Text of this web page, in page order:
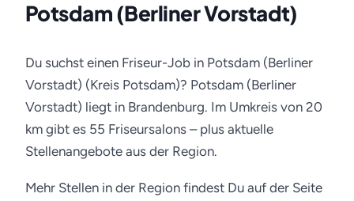
Potsdam (Berliner Vorstadt)
Du suchst einen Friseur-Job in Potsdam (Berliner
Vorstadt) (Kreis Potsdam)? Potsdam (Berliner
Vorstadt) liegt in Brandenburg. Im Umkreis von 20
km gibt es 55 Friseursalons – plus aktuelle
Stellenangebote aus der Region.
Mehr Stellen in der Region findest Du auf der Seite